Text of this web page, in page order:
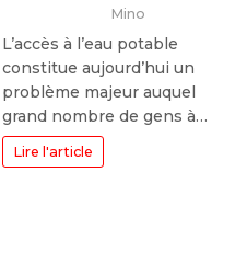
Mino
L’accès à l’eau potable
constitue aujourd’hui un
problème majeur auquel
grand nombre de gens à…
Lire l'article